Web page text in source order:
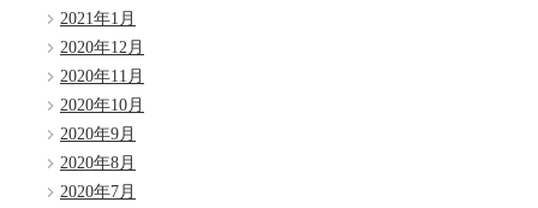
2021年1月
2020年12月
2020年11月
2020年10月
2020年9月
2020年8月
2020年7月